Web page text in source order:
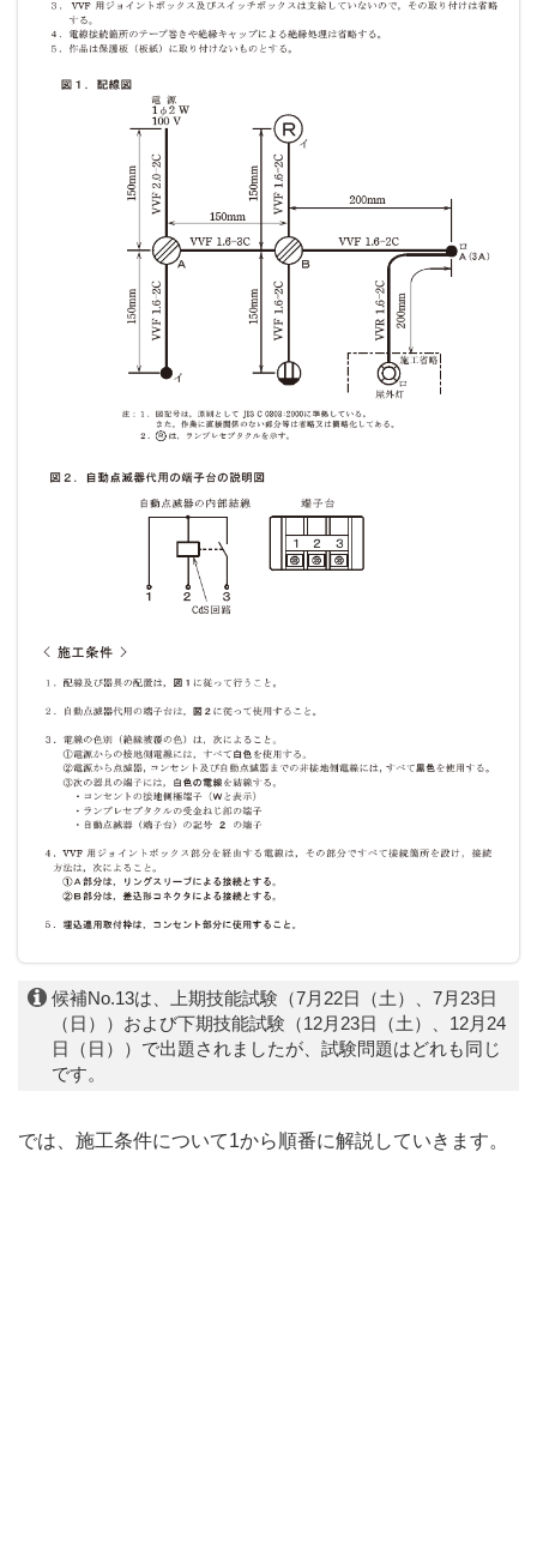
候補No.13は、上期技能試験（7月22日（土）、7月23日
（日））および下期技能試験（12月23日（土）、12月24
日（日））で出題されましたが、試験問題はどれも同じ
です。
では、施工条件について1から順番に解説していきます。